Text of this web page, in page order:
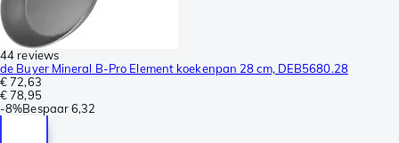
44 reviews
de Buyer Mineral B-Pro Element koekenpan 28 cm, DEB5680.28
€ 72,63
€ 78,95
-8%Bespaar6,32